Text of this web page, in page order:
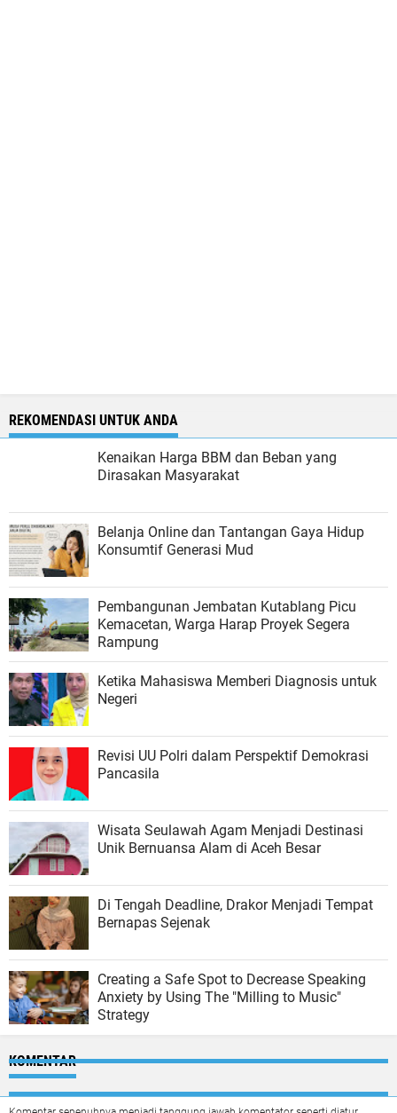
REKOMENDASI UNTUK ANDA
Kenaikan Harga BBM dan Beban yang
Dirasakan Masyarakat
Belanja Online dan Tantangan Gaya Hidup
Konsumtif Generasi Mud
Pembangunan Jembatan Kutablang Picu
Kemacetan, Warga Harap Proyek Segera
Rampung
Ketika Mahasiswa Memberi Diagnosis untuk
Negeri
Revisi UU Polri dalam Perspektif Demokrasi
Pancasila
Wisata Seulawah Agam Menjadi Destinasi
Unik Bernuansa Alam di Aceh Besar
Di Tengah Deadline, Drakor Menjadi Tempat
Bernapas Sejenak
Creating a Safe Spot to Decrease Speaking
Anxiety by Using The "Milling to Music"
Strategy
KOMENTAR